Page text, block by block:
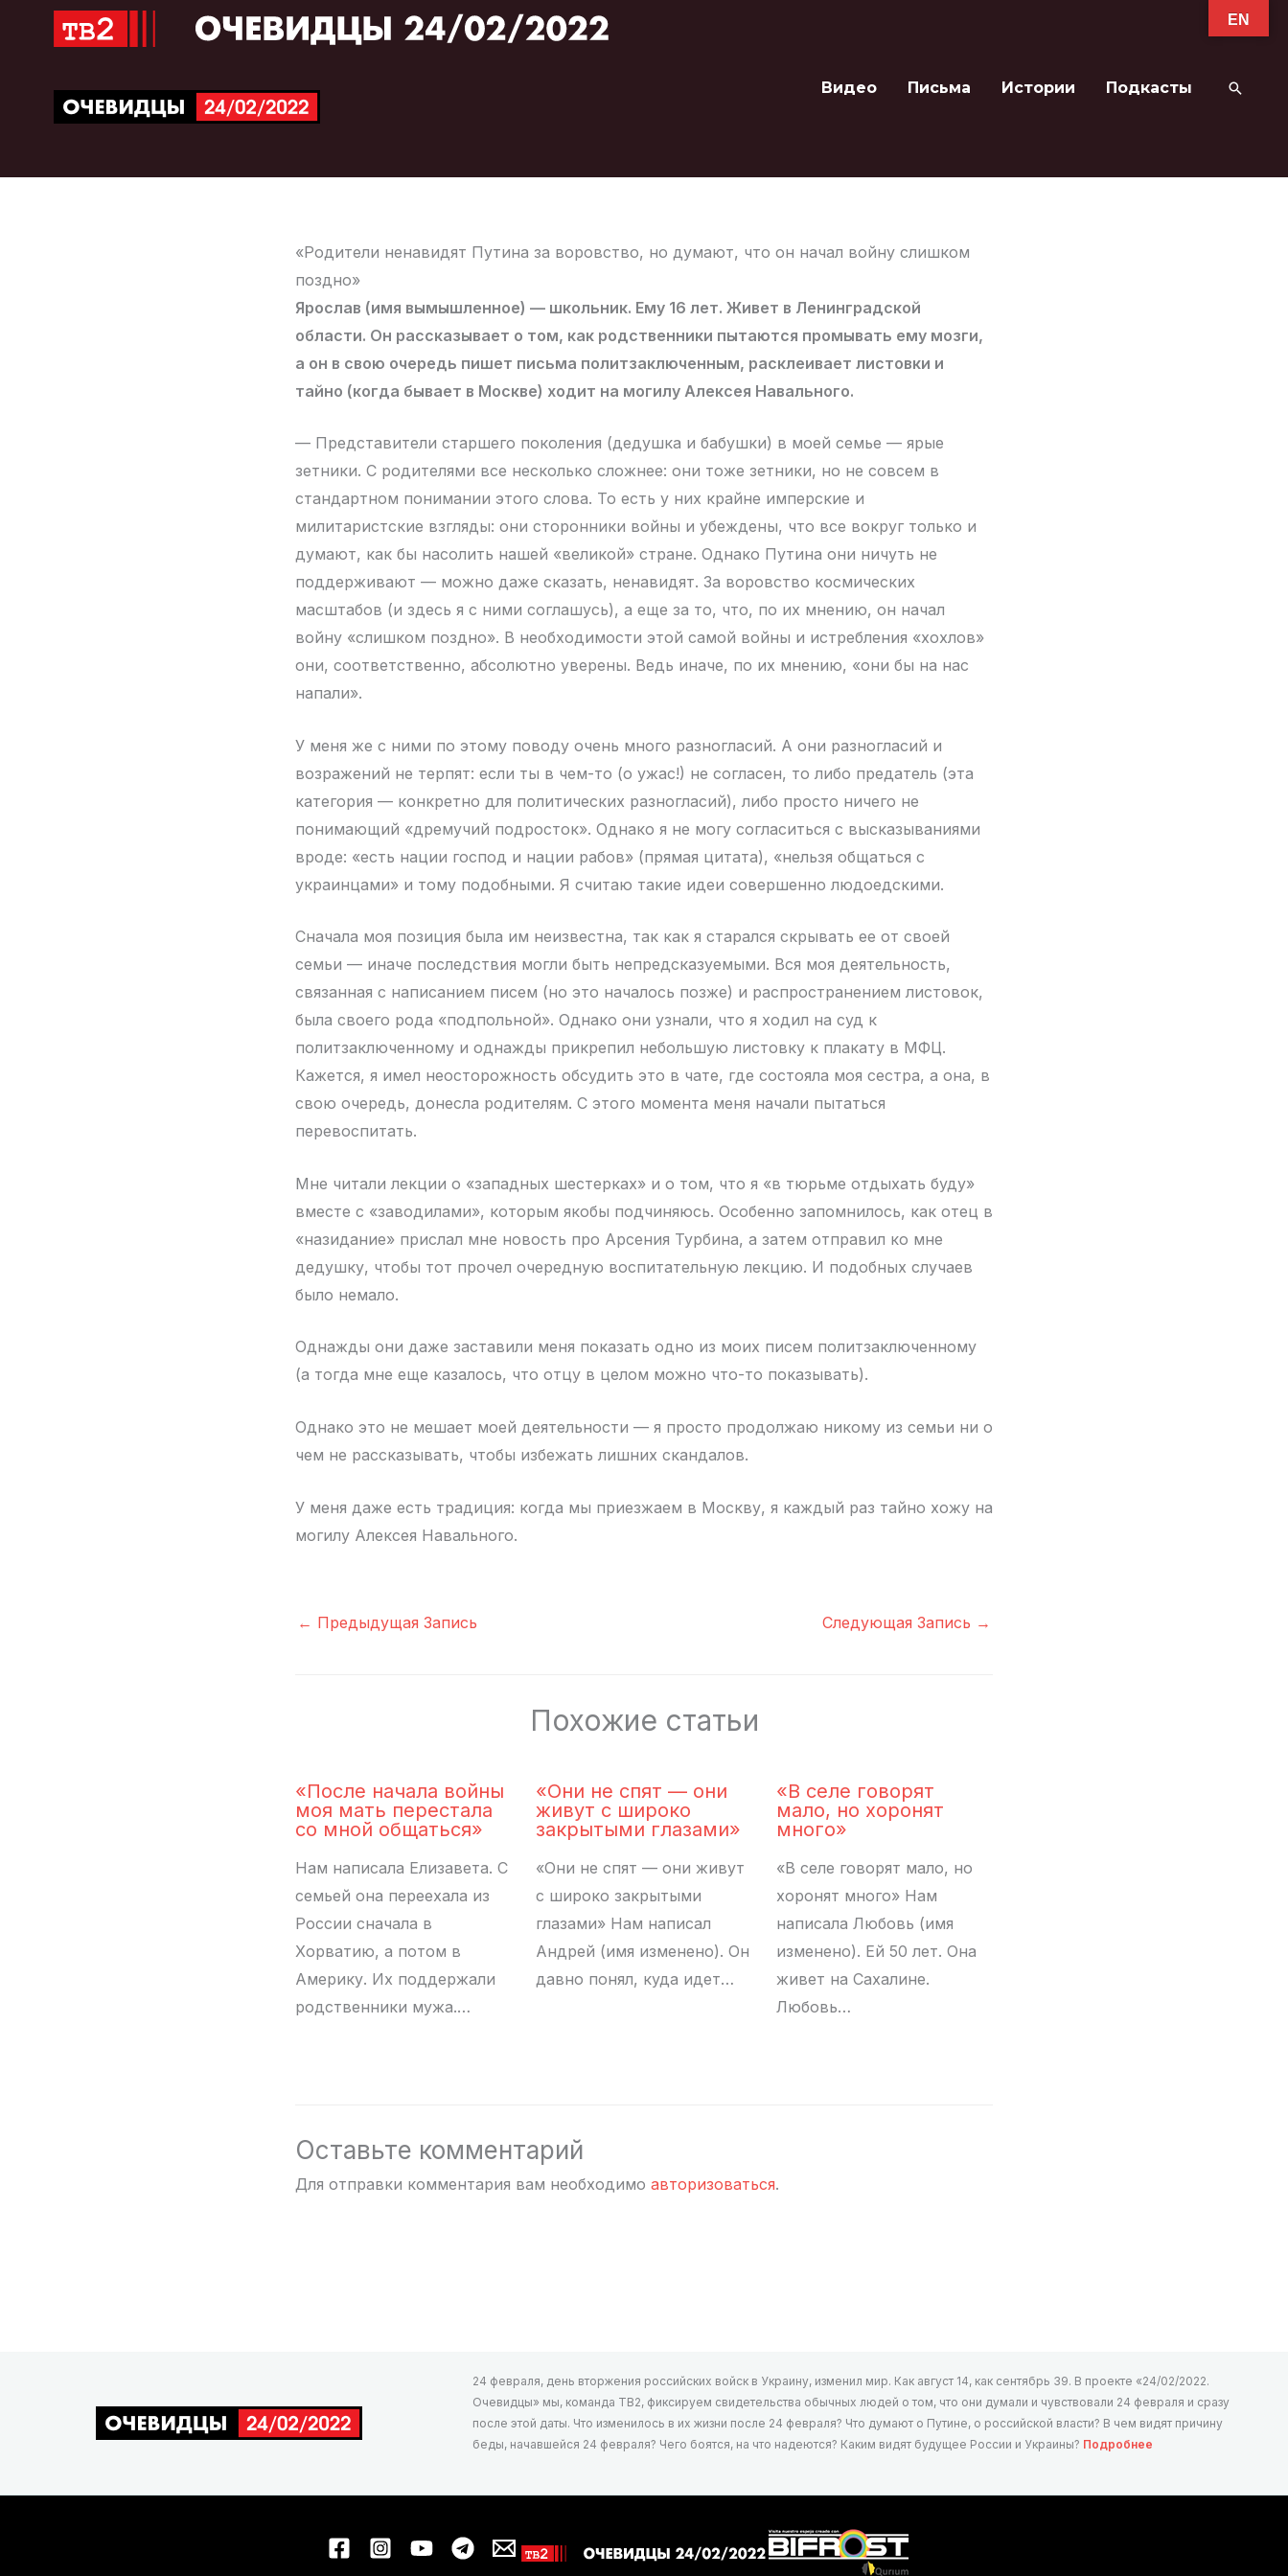
Перейти
Видео Письма Истории Подкасты Поиск
«Родители ненавидят Путина за воровство, но думают, что он начал войну слишком
поздно»
Ярослав (имя вымышленное) — школьник. Ему 16 лет. Живет в Ленинградской
области. Он рассказывает о том, как родственники пытаются промывать ему мозги,
а он в свою очередь пишет письма политзаключенным, расклеивает листовки и
тайно (когда бывает в Москве) ходит на могилу Алексея Навального.
— Представители старшего поколения (дедушка и бабушки) в моей семье — ярые
зетники. С родителями все несколько сложнее: они тоже зетники, но не совсем в
стандартном понимании этого слова. То есть у них крайне имперские и
милитаристские взгляды: они сторонники войны и убеждены, что все вокруг только и
думают, как бы насолить нашей «великой» стране. Однако Путина они ничуть не
поддерживают — можно даже сказать, ненавидят. За воровство космических
масштабов (и здесь я с ними соглашусь), а еще за то, что, по их мнению, он начал
войну «слишком поздно». В необходимости этой самой войны и истребления «хохлов»
они, соответственно, абсолютно уверены. Ведь иначе, по их мнению, «они бы на нас
напали».
У меня же с ними по этому поводу очень много разногласий. А они разногласий и
возражений не терпят: если ты в чем-то (о ужас!) не согласен, то либо предатель (эта
категория — конкретно для политических разногласий), либо просто ничего не
понимающий «дремучий подросток». Однако я не могу согласиться с высказываниями
вроде: «есть нации господ и нации рабов» (прямая цитата), «нельзя общаться с
украинцами» и тому подобными. Я считаю такие идеи совершенно людоедскими.
Сначала моя позиция была им неизвестна, так как я старался скрывать ее от своей
семьи — иначе последствия могли быть непредсказуемыми. Вся моя деятельность,
связанная с написанием писем (но это началось позже) и распространением листовок,
была своего рода «подпольной». Однако они узнали, что я ходил на суд к
политзаключенному и однажды прикрепил небольшую листовку к плакату в МФЦ.
Кажется, я имел неосторожность обсудить это в чате, где состояла моя сестра, а она, в
свою очередь, донесла родителям. С этого момента меня начали пытаться
перевоспитать.
Мне читали лекции о «западных шестерках» и о том, что я «в тюрьме отдыхать буду»
вместе с «заводилами», которым якобы подчиняюсь. Особенно запомнилось, как отец в
«назидание» прислал мне новость про Арсения Турбина, а затем отправил ко мне
дедушку, чтобы тот прочел очередную воспитательную лекцию. И подобных случаев
было немало.
Однажды они даже заставили меня показать одно из моих писем политзаключенному
(а тогда мне еще казалось, что отцу в целом можно что-то показывать).
Однако это не мешает моей деятельности — я просто продолжаю никому из семьи ни о
чем не рассказывать, чтобы избежать лишних скандалов.
У меня даже есть традиция: когда мы приезжаем в Москву, я каждый раз тайно хожу на
могилу Алексея Навального.
← Предыдущая Запись Следующая Запись →
Похожие статьи
«После начала войны
моя мать перестала
со мной общаться»
Нам написала Елизавета. С
семьей она переехала из
России сначала в
Хорватию, а потом в
Америку. Их поддержали
родственники мужа.…
«Они не спят — они
живут с широко
закрытыми глазами»
«Они не спят — они живут
с широко закрытыми
глазами» Нам написал
Андрей (имя изменено). Он
давно понял, куда идет…
«В селе говорят
мало, но хоронят
много»
«В селе говорят мало, но
хоронят много» Нам
написала Любовь (имя
изменено). Ей 50 лет. Она
живет на Сахалине.
Любовь…
Оставьте комментарий
Для отправки комментария вам необходимо авторизоваться.
24 февраля, день вторжения российских войск в Украину, изменил мир. Как август 14, как сентябрь 39. В проекте «24/02/2022.
Очевидцы» мы, команда ТВ2, фиксируем свидетельства обычных людей о том, что они думали и чувствовали 24 февраля и сразу
после этой даты. Что изменилось в их жизни после 24 февраля? Что думают о Путине, о российской власти? В чем видят причину
беды, начавшейся 24 февраля? Чего боятся, на что надеются? Каким видят будущее России и Украины? Подробнее
EN